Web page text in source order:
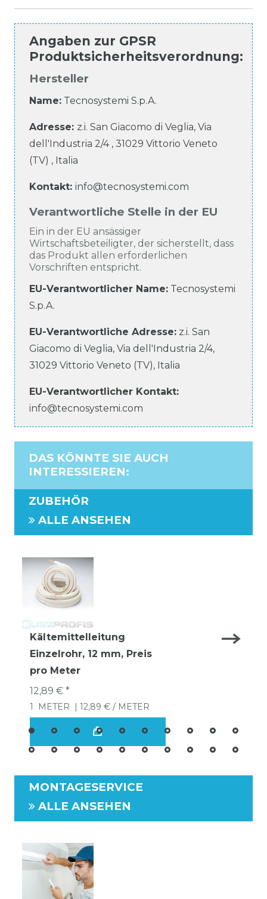
Angaben zur GPSR
Produktsicherheitsverordnung:
Hersteller
Name: Tecnosystemi S.p.A.
Adresse: z.i. San Giacomo di Veglia, Via
dell'Industria 2/4, 31029 Vittorio Veneto
(TV) , Italia
Kontakt: info@tecnosystemi.com
Verantwortliche Stelle in der EU
Ein in der EU ansässiger
Wirtschaftsbeteiligter, der sicherstellt, dass
das Produkt allen erforderlichen
Vorschriften entspricht.
EU-Verantwortlicher Name: Tecnosystemi
S.p.A.
EU-Verantwortliche Adresse: z.i. San
Giacomo di Veglia, Via dell'Industria 2/4,
31029 Vittorio Veneto (TV), Italia
EU-Verantwortlicher Kontakt:
info@tecnosystemi.com
DAS KÖNNTE SIE AUCH
INTERESSIEREN:
ZUBEHÖR
ALLE ANSEHEN
Kältemittelleitung
Einzelrohr, 12 mm, Preis
pro Meter
12,89 € *
1 METER | 12,89 € / METER
MONTAGESERVICE
ALLE ANSEHEN